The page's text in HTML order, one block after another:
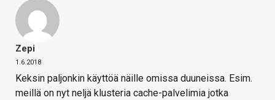
Zepi
1.6.2018
Keksin paljonkin käyttöä näille omissa duuneissa. Esim.
meillä on nyt neljä klusteria cache-palvelimia jotka